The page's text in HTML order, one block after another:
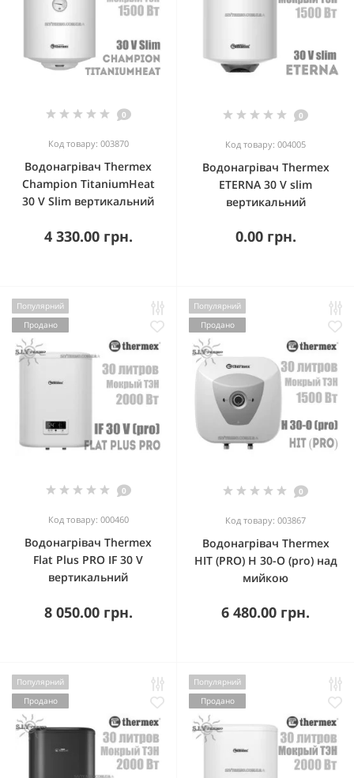
0
Код товару: 003870
Водонагрівач Thermex
Champion TitaniumHeat
30 V Slim вертикальний
4 330.00 грн.
0
Код товару: 004005
Водонагрівач Thermex
ETERNA 30 V slim
вертикальний
0.00 грн.
Популярний
Продано
0
Код товару: 000460
Водонагрівач Thermex
Flat Plus PRO IF 30 V
вертикальний
8 050.00 грн.
Популярний
Продано
0
Код товару: 003867
Водонагрівач Thermex
HIT (PRO) H 30-O (pro) над
мийкою
6 480.00 грн.
Популярний
Продано
Популярний
Продано